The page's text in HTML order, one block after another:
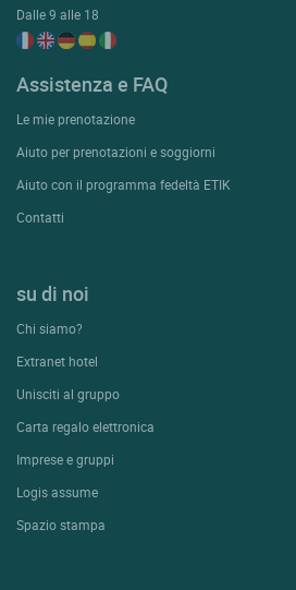
Dalle 9 alle 18
Assistenza e FAQ
Le mie prenotazione
Aiuto per prenotazioni e soggiorni
Aiuto con il programma fedeltà ETIK
Contatti
su di noi
Chi siamo?
Extranet hotel
Unisciti al gruppo
Carta regalo elettronica
Imprese e gruppi
Logis assume
Spazio stampa